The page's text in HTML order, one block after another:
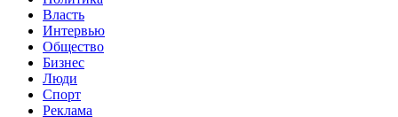
Власть
Интервью
Общество
Бизнес
Люди
Спорт
Реклама